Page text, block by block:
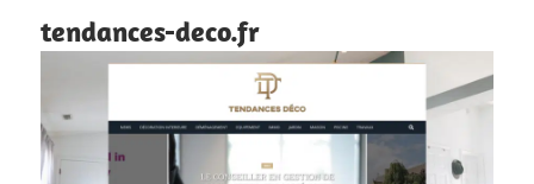
tendances-deco.fr